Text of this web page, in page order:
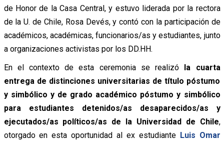
de Honor de la Casa Central, y estuvo liderada por la rectora
de la U. de Chile, Rosa Devés, y contó con la participación de
académicos, académicas, funcionarios/as y estudiantes, junto
a organizaciones activistas por los DD.HH.
En el contexto de esta ceremonia se realizó la cuarta
entrega de distinciones universitarias de título póstumo
y simbólico y de grado académico póstumo y simbólico
para estudiantes detenidos/as desaparecidos/as y
ejecutados/as políticos/as de la Universidad de Chile,
otorgado en esta oportunidad al ex estudiante Luis Omar